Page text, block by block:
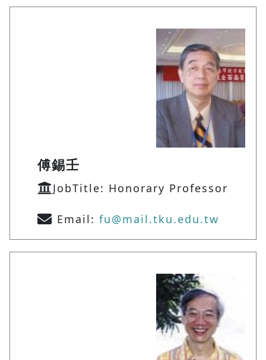
傅錫壬
JobTitle: Honorary Professor
Email: fu@mail.tku.edu.tw